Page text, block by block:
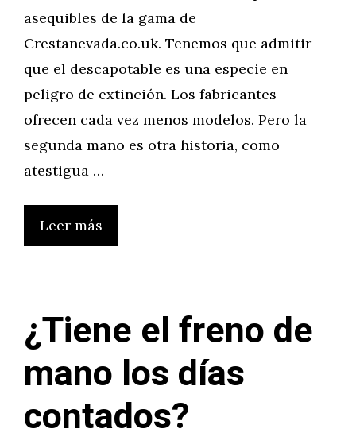
asequibles de la gama de
Crestanevada.co.uk. Tenemos que admitir
que el descapotable es una especie en
peligro de extinción. Los fabricantes
ofrecen cada vez menos modelos. Pero la
segunda mano es otra historia, como
atestigua …
Leer más
¿Tiene el freno de
mano los días
contados?